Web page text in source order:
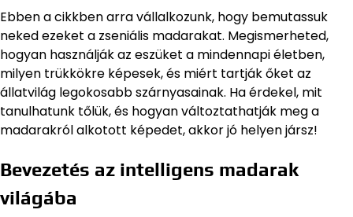
Ebben a cikkben arra vállalkozunk, hogy bemutassuk
neked ezeket a zseniális madarakat. Megismerheted,
hogyan használják az eszüket a mindennapi életben,
milyen trükkökre képesek, és miért tartják őket az
állatvilág legokosabb szárnyasainak. Ha érdekel, mit
tanulhatunk tőlük, és hogyan változtathatják meg a
madarakról alkotott képedet, akkor jó helyen jársz!
Bevezetés az intelligens madarak
világába